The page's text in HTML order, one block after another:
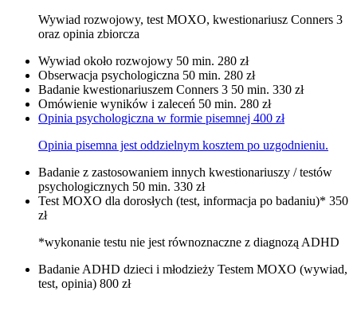
Wywiad rozwojowy, test MOXO, kwestionariusz Conners 3
oraz opinia zbiorcza
Wywiad około rozwojowy 50 min. 280 zł
Obserwacja psychologiczna 50 min. 280 zł
Badanie kwestionariuszem Conners 3 50 min. 330 zł
Omówienie wyników i zaleceń 50 min. 280 zł
Opinia psychologiczna w formie pisemnej 400 zł
Opinia pisemna jest oddzielnym kosztem po uzgodnieniu.
Badanie z zastosowaniem innych kwestionariuszy / testów
psychologicznych 50 min. 330 zł
Test MOXO dla dorosłych (test, informacja po badaniu)* 350
zł
*wykonanie testu nie jest równoznaczne z diagnozą ADHD
Badanie ADHD dzieci i młodzieży Testem MOXO (wywiad,
test, opinia) 800 zł